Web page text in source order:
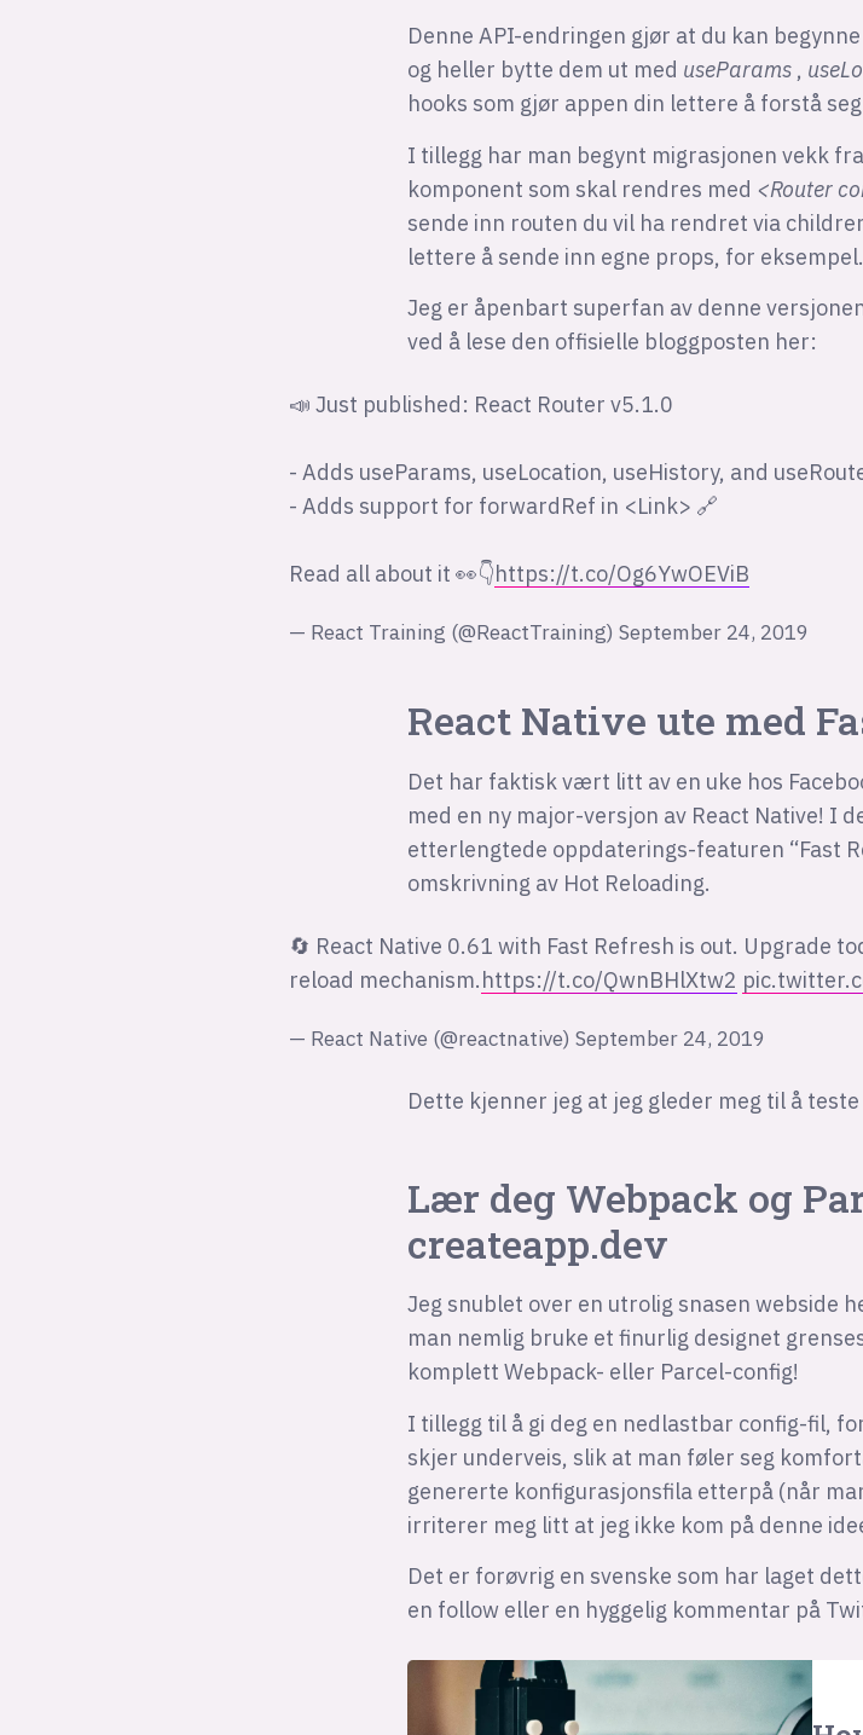
Denne API-endringen gjør at du kan
og heller bytte dem ut med useParams ,
hooks som gjør appen din lettere å forstå
I tillegg har man begynt migrasjonen vekk
komponent som skal rendres med <Router
sende inn routen du vil ha rendret via
lettere å sende inn egne props, for eksempel.
Jeg er åpenbart superfan av denne
ved å lese den offisielle bloggposten her:
📣 Just published: React Router v5.1.0
- Adds useParams, useLocation, useHistory, and
- Adds support for forwardRef in <Link> 🔗
Read all about it 👀👇https://t.co/Og6YwOEViB
— React Training (@ReactTraining) September 24, 2019
React Native ute med
Det har faktisk vært litt av en uke hos
med en ny major-versjon av React Native! I
etterlengtede oppdaterings-featuren “Fast
omskrivning av Hot Reloading.
🔄 React Native 0.61 with Fast Refresh is out. Upgrade
reload mechanism.https://t.co/QwnBHlXtw2
— React Native (@reactnative) September 24, 2019
Dette kjenner jeg at jeg gleder meg til å teste
Lær deg Webpack og
createapp.dev
Jeg snublet over en utrolig snasen webside
man nemlig bruke et finurlig designet
komplett Webpack- eller Parcel-config!
I tillegg til å gi deg en nedlastbar config-fil,
skjer underveis, slik at man føler seg
genererte konfigurasjonsfila etterpå (når
irriterer meg litt at jeg ikke kom på denne
Det er forøvrig en svenske som har laget
en follow eller en hyggelig kommentar på